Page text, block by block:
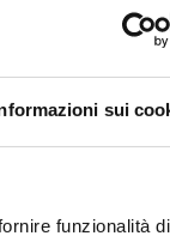
sui
funzionalità